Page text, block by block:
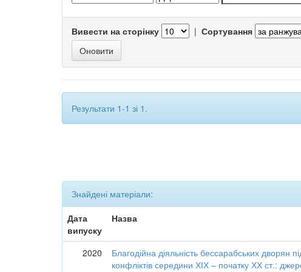
Вивести на сторінку | Сортування
Результати 1-1 зі 1.
Знайдені матеріали:
Дата
випуску
Назва
2020
Благодійна діяльність бессарабських дворян
конфліктів середини ХІХ – початку ХХ ст.: